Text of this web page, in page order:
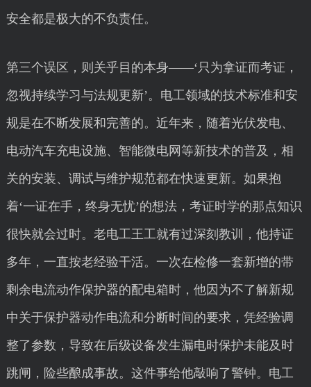
安全都是极大的不负责任。
第三个误区，则关乎目的本身——‘只为拿证而考证，
忽视持续学习与法规更新’。电工领域的技术标准和安
规是在不断发展和完善的。近年来，随着光伏发电、
电动汽车充电设施、智能微电网等新技术的普及，相
关的安装、调试与维护规范都在快速更新。如果抱
着‘一证在手，终身无忧’的想法，考证时学的那点知识
很快就会过时。老电工王工就有过深刻教训，他持证
多年，一直按老经验干活。一次在检修一套新增的带
剩余电流动作保护器的配电箱时，他因为不了解新规
中关于保护器动作电流和分断时间的要求，凭经验调
整了参数，导致在后级设备发生漏电时保护未能及时
跳闸，险些酿成事故。这件事给他敲响了警钟。电工